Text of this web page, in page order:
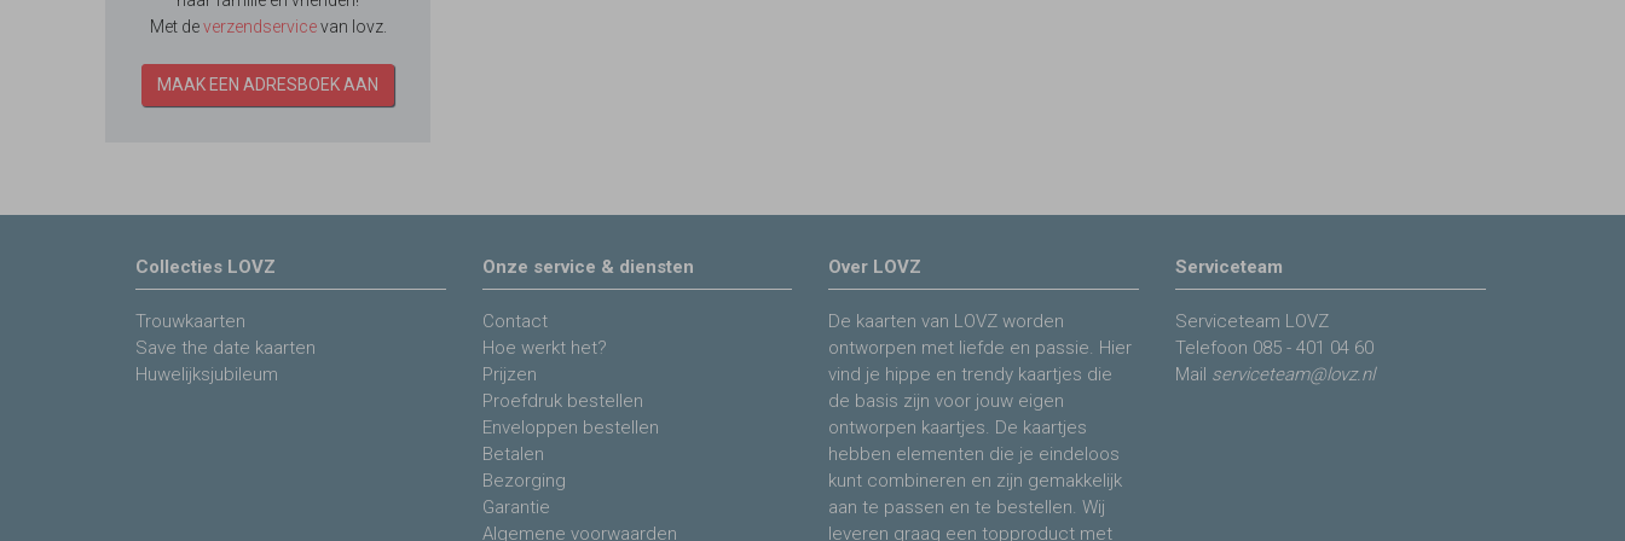
Met deverzendservicevan lovz.
MAAK EEN ADRESBOEK AAN
Collecties LOVZ
Trouwkaarten
Save the date kaarten
Huwelijksjubileum
Onze service & diensten
Contact
Hoe werkt het?
Prijzen
Proefdruk bestellen
Enveloppen bestellen
Betalen
Bezorging
Garantie
Algemene voorwaarden
Over LOVZ
De kaarten van LOVZ worden
ontworpen met liefde en passie. Hier
vind je hippe en trendy kaartjes die
de basis zijn voor jouw eigen
ontworpen kaartjes. De kaartjes
hebben elementen die je eindeloos
kunt combineren en zijn gemakkelijk
aan te passen en te bestellen. Wij
leveren graag een topproduct met
Serviceteam
Serviceteam LOVZ
Telefoon 085 - 401 04 60
Mail serviceteam@lovz.nl